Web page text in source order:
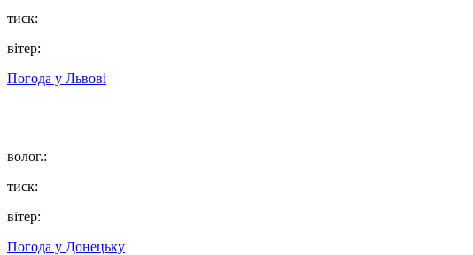
тиск:
вітер:
Погода у Львові
волог.:
тиск:
вітер:
Погода у Донецьку